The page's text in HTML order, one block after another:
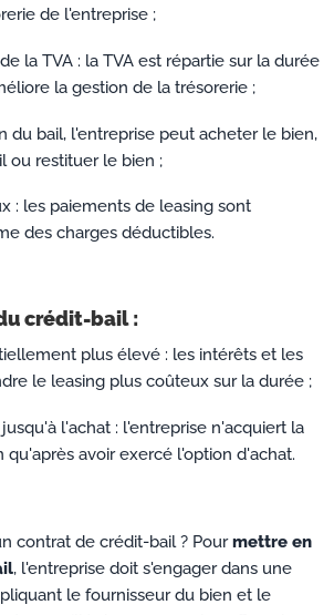
de l'entreprise ;
la TVA : la TVA est répartie sur la durée
la gestion de la trésorerie ;
du bail, l'entreprise peut acheter le bien,
ou restituer le bien ;
: les paiements de leasing sont
des charges déductibles.
crédit-bail :
plus élevé : les intérêts et les
le leasing plus coûteux sur la durée ;
l'achat : l'entreprise n'acquiert la
qu'après avoir exercé l'option d'achat.
contrat de crédit-bail ? Pourmettre en
, l'entreprise doit s'engager dans une
le fournisseur du bien et le